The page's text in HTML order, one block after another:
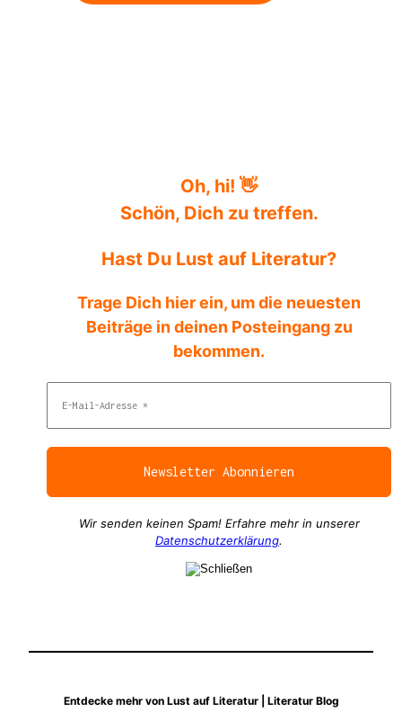
Oh, hi! 👋
Schön, Dich zu treffen.
Hast Du Lust auf Literatur?
Trage Dich hier ein, um die neuesten
Beiträge in deinen Posteingang zu
bekommen.
Wir senden keinen Spam! Erfahre mehr in unserer
Datenschutzerklärung.
Entdecke mehr von Lust auf Literatur | Literatur Blog